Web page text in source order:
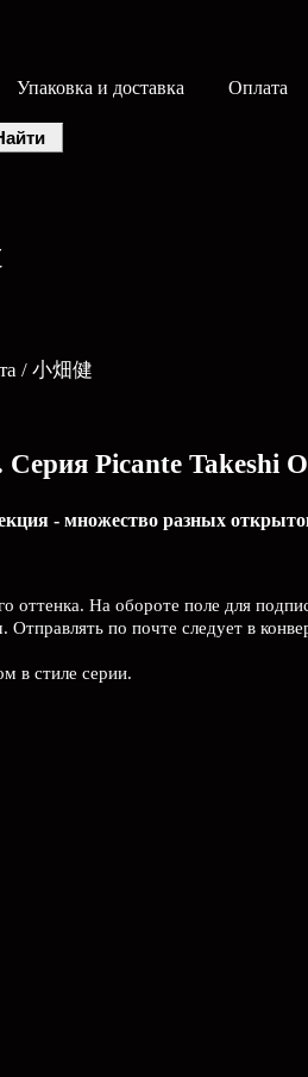
Упаковка и доставка Оплата
/ 小畑健
Серия Picante Takeshi
- множество разных
оттенка. На обороте поле для
по почте следует в
в стиле серии.